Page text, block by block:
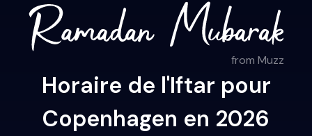
from Muzz
Horaire de l'Iftar pour
Copenhagen en 2026